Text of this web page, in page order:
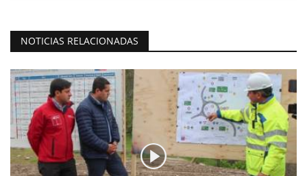
NOTICIAS RELACIONADAS